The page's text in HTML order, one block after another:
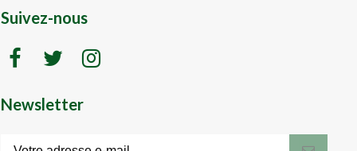
Suivez-nous
Newsletter